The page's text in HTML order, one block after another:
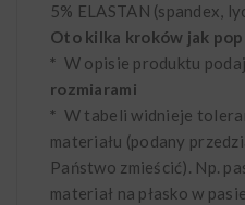
5% ELASTAN (spandex,
Oto kilka kroków jak
* W opisie produktu
rozmiarami
* W tabeli widnieje
materiału (podany
Państwo zmieścić). Np.
materiał na płasko w